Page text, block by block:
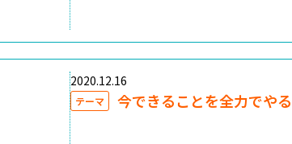
2020.12.16
テーマ 今できることを全力でやる